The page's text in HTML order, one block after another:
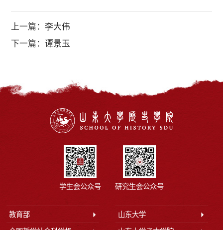
上一篇：李大伟
下一篇：谭景玉
学生会公众号 研究生会公众号
教育部 山东大学